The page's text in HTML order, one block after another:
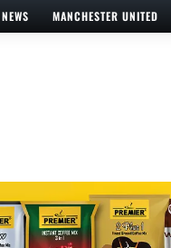
MANCHESTER UNITED